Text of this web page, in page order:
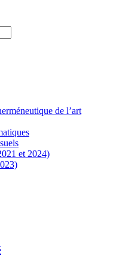
de l’art
et 2024)